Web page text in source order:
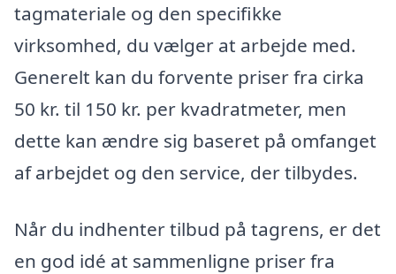
tagmateriale og den specifikke
virksomhed, du vælger at arbejde med.
Generelt kan du forvente priser fra cirka
50 kr. til 150 kr. per kvadratmeter, men
dette kan ændre sig baseret på omfanget
af arbejdet og den service, der tilbydes.
Når du indhenter tilbud på tagrens, er det
en god idé at sammenligne priser fra